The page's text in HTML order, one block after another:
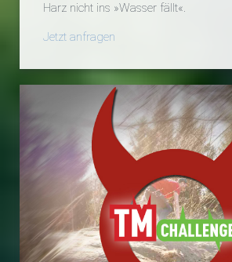
Harz nicht ins »Wasser fällt«.
Jetzt anfragen